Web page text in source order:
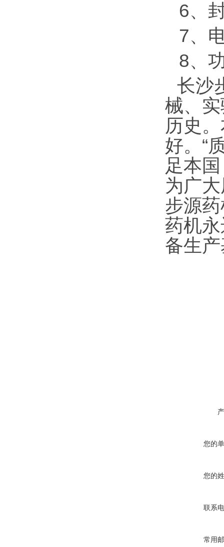
6、
7、
8、
长沙
械、
历史
好。“
足本
为广
步源
药机
备生
您的
您的
联系
常用